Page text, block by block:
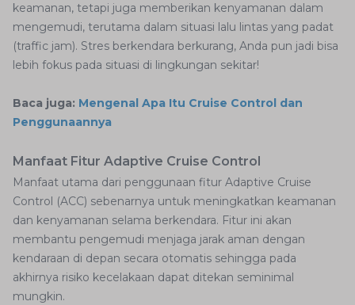
keamanan, tetapi juga memberikan kenyamanan dalam
mengemudi, terutama dalam situasi lalu lintas yang padat
(traffic jam). Stres berkendara berkurang, Anda pun jadi bisa
lebih fokus pada situasi di lingkungan sekitar!
Baca juga: Mengenal Apa Itu Cruise Control dan
Penggunaannya
Manfaat Fitur Adaptive Cruise Control
Manfaat utama dari penggunaan fitur Adaptive Cruise
Control (ACC) sebenarnya untuk meningkatkan keamanan
dan kenyamanan selama berkendara. Fitur ini akan
membantu pengemudi menjaga jarak aman dengan
kendaraan di depan secara otomatis sehingga pada
akhirnya risiko kecelakaan dapat ditekan seminimal
mungkin.